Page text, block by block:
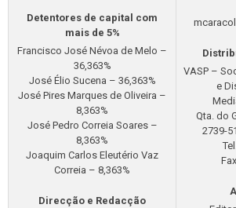
Detentores de capital com
mais de 5%
Francisco José Névoa de Melo –
36,363%
José Élio Sucena – 36,363%
José Pires Marques de Oliveira –
8,363%
José Pedro Correia Soares –
8,363%
Joaquim Carlos Eleutério Vaz
Correia – 8,363%
Direcção e Redacção
VASP –
e
Qta. do
2739-